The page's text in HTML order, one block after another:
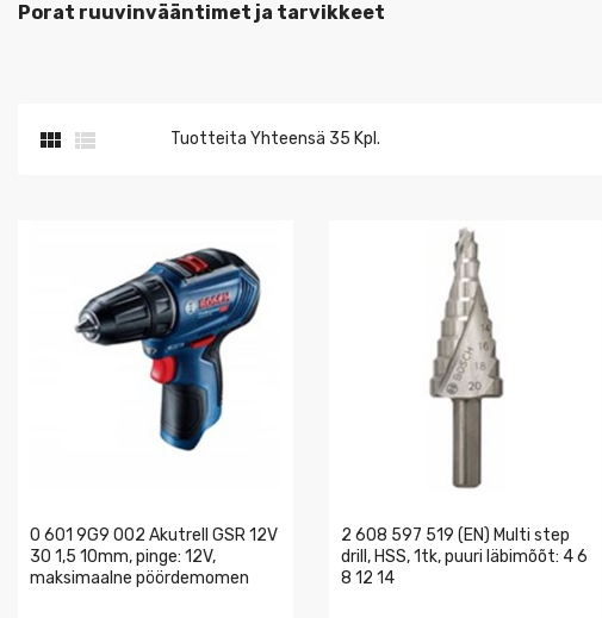
Porat ruuvinvääntimet ja tarvikkeet
  Tuotteita Yhteensä 35 Kpl.
0 601 9G9 002 Akutrell GSR 12V
30 1,5 10mm, pinge: 12V,
maksimaalne pöördemomen
2 608 597 519 (EN) Multi step
drill, HSS, 1tk, puuri läbimõõt: 4 6
8 12 14